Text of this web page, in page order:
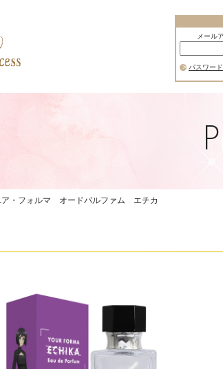
メール
パスワー
ア・フォルマ オードパルファム エチカ